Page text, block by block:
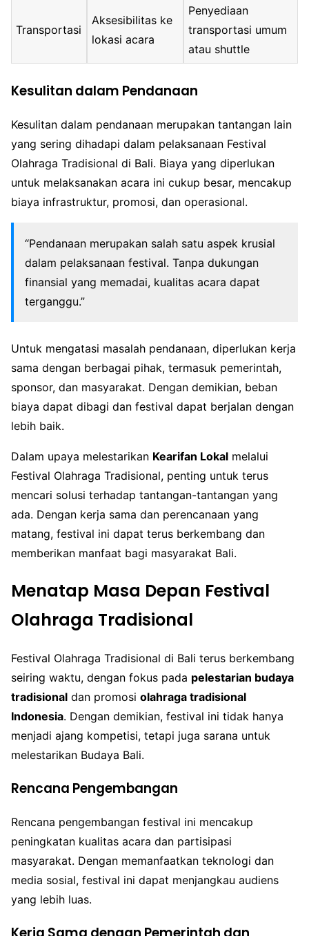
Transportasi
Aksesibilitas ke
lokasi acara
Penyediaan
transportasi umum
atau shuttle
Kesulitan dalam Pendanaan
Kesulitan dalam pendanaan merupakan tantangan lain
yang sering dihadapi dalam pelaksanaan Festival
Olahraga Tradisional di Bali. Biaya yang diperlukan
untuk melaksanakan acara ini cukup besar, mencakup
biaya infrastruktur, promosi, dan operasional.
“Pendanaan merupakan salah satu aspek krusial
dalam pelaksanaan festival. Tanpa dukungan
finansial yang memadai, kualitas acara dapat
terganggu.”
Untuk mengatasi masalah pendanaan, diperlukan kerja
sama dengan berbagai pihak, termasuk pemerintah,
sponsor, dan masyarakat. Dengan demikian, beban
biaya dapat dibagi dan festival dapat berjalan dengan
lebih baik.
Dalam upaya melestarikan Kearifan Lokal melalui
Festival Olahraga Tradisional, penting untuk terus
mencari solusi terhadap tantangan-tantangan yang
ada. Dengan kerja sama dan perencanaan yang
matang, festival ini dapat terus berkembang dan
memberikan manfaat bagi masyarakat Bali.
Menatap Masa Depan Festival
Olahraga Tradisional
Festival Olahraga Tradisional di Bali terus berkembang
seiring waktu, dengan fokus pada pelestarian budaya
tradisional dan promosi olahraga tradisional
Indonesia. Dengan demikian, festival ini tidak hanya
menjadi ajang kompetisi, tetapi juga sarana untuk
melestarikan Budaya Bali.
Rencana Pengembangan
Rencana pengembangan festival ini mencakup
peningkatan kualitas acara dan partisipasi
masyarakat. Dengan memanfaatkan teknologi dan
media sosial, festival ini dapat menjangkau audiens
yang lebih luas.